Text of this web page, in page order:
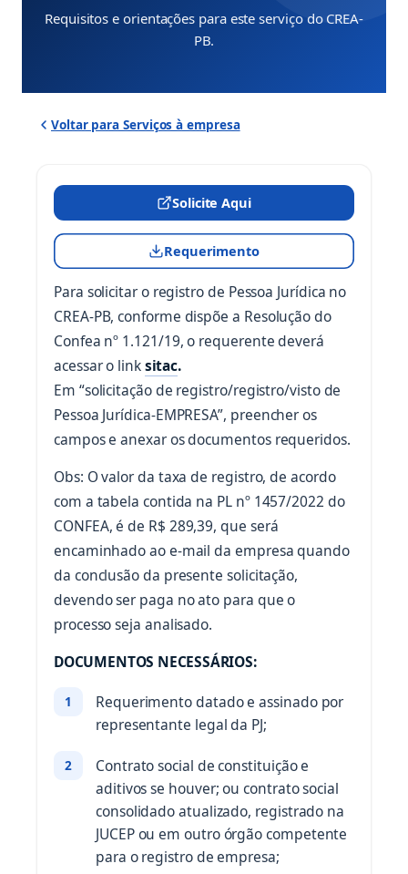
Requisitos e orientações para este serviço do CREA-
PB.
Voltar para Serviços à empresa
Solicite Aqui
(abre em nova aba)
Requerimento
(abre em nova aba)
Para solicitar o registro de Pessoa Jurídica no
CREA-PB, conforme dispõe a Resolução do
Confea nº 1.121/19, o requerente deverá
acessar o linksitac(abre em nova aba)
.
Em “solicitação de registro/registro/visto de
Pessoa Jurídica-EMPRESA”, preencher os
campos e anexar os documentos requeridos.
Obs: O valor da taxa de registro, de acordo
com a tabela contida na PL nº 1457/2022 do
CONFEA, é de R$ 289,39, que será
encaminhado ao e-mail da empresa quando
da conclusão da presente solicitação,
devendo ser paga no ato para que o
processo seja analisado.
DOCUMENTOS NECESSÁRIOS:
Requerimento datado e assinado por
representante legal da PJ;
Contrato social de constituição e
aditivos se houver; ou contrato social
consolidado atualizado, registrado na
JUCEP ou em outro órgão competente
para o registro de empresa;